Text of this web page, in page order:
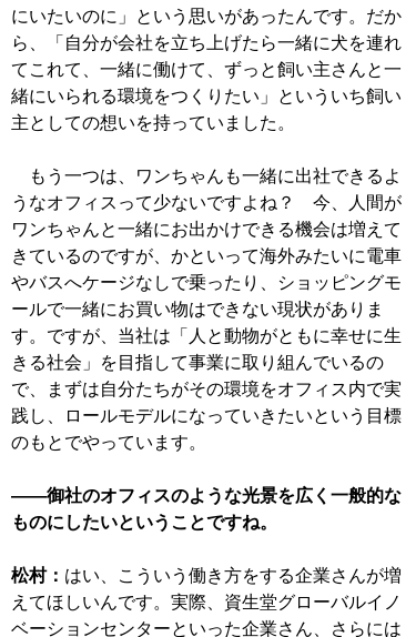
にいたいのに」という思いがあったんです。だか
ら、「自分が会社を立ち上げたら一緒に犬を連れ
てこれて、一緒に働けて、ずっと飼い主さんと一
緒にいられる環境をつくりたい」といういち飼い
主としての想いを持っていました。
もう一つは、ワンちゃんも一緒に出社できるよ
うなオフィスって少ないですよね？ 今、人間が
ワンちゃんと一緒にお出かけできる機会は増えて
きているのですが、かといって海外みたいに電車
やバスへケージなしで乗ったり、ショッピングモ
ールで一緒にお買い物はできない現状がありま
す。ですが、当社は「人と動物がともに幸せに生
きる社会」を目指して事業に取り組んでいるの
で、まずは自分たちがその環境をオフィス内で実
践し、ロールモデルになっていきたいという目標
のもとでやっています。
――御社のオフィスのような光景を広く一般的な
ものにしたいということですね。
松村： はい、こういう働き方をする企業さんが増
えてほしいんです。実際、資生堂グローバルイノ
ベーションセンターといった企業さん、さらには